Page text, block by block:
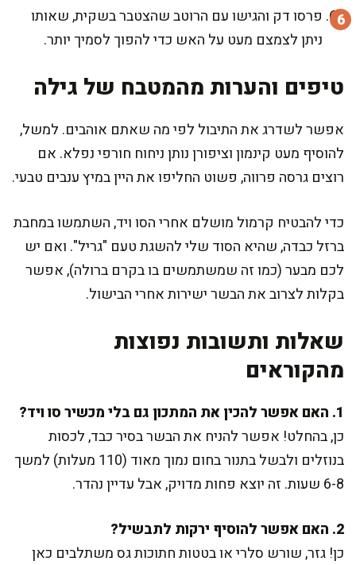
פרסו דק והגישו עם הרוטב שהצטבר בשקית, שאותו
ניתן לצמצם מעט על האש כדי להפוך לסמיך יותר.
טיפים והערות מהמטבח של גילה
אפשר לשדרג את התיבול לפי מה שאתם אוהבים. למשל,
להוסיף מעט קינמון וציפורן נותן ניחוח חורפי נפלא. אם
רוצים גרסה פרווה, פשוט החליפו את היין במיץ ענבים טבעי.
כדי להבטיח קרמול מושלם אחרי הסו ויד, השתמשו במחבת
ברזל כבדה, שהיא הסוד שלי להשגת טעם "גריל". ואם יש
לכם מבער (כמו זה שמשתמשים בו בקרם ברולה), אפשר
בקלות לצרוב את הבשר ישירות אחרי הבישול.
שאלות ותשובות נפוצות
מהקוראים
1. האם אפשר להכין את המתכון גם בלי מכשיר סו ויד?
כן, בהחלט! אפשר להניח את הבשר בסיר כבד, לכסות
בנוזלים ולבשל בתנור בחום נמוך מאוד (110 מעלות) למשך
6-8 שעות. זה יוצא פחות מדויק, אבל עדיין נהדר.
2. האם אפשר להוסיף ירקות לתבשיל?
כן! גזר, שורש סלרי או בטטות חתוכות גס משתלבים כאן